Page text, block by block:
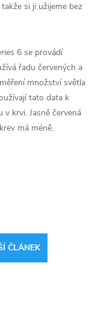
si ji užijeme bez
6‌ se provádí
řadu červených a
množství světla
tato data k
krvi. Jasně červená
má méně.
ČLÁNEK